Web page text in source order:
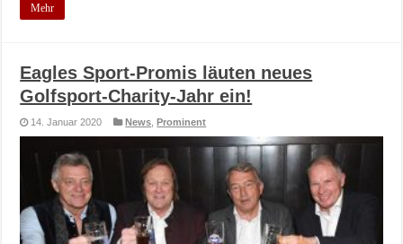
Mehr
Eagles Sport-Promis läuten neues
Golfsport-Charity-Jahr ein!
14. Januar 2020 News Prominent